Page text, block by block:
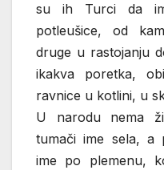
su ih Turci da
potleušice, od
druge u rastojanju
ikakva poretka,
ravnice u kotlini, u
U narodu nema
tumači ime sela, a
ime po plemenu,